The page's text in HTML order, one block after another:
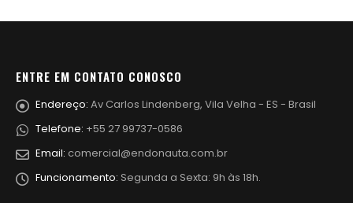
ENTRE EM CONTATO CONOSCO
Endereço: Av Carlos Lindenberg, Vila Velha - ES - Brasil
Telefone: +55 27 99737-0586
Email: comercial@endonauta.com.br
Funcionamento: Segunda a Sexta: 9h às 18h.